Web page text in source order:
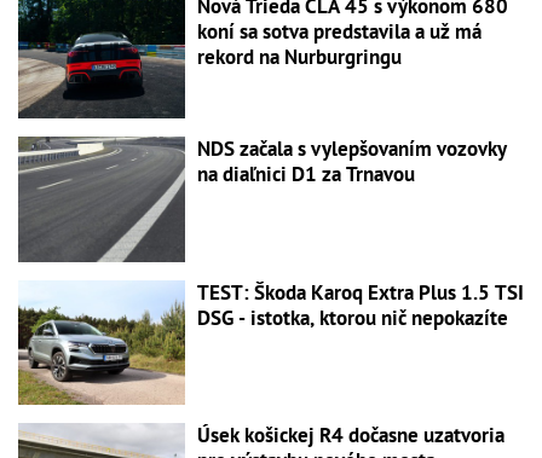
Nová Trieda CLA 45 s výkonom 680
koní sa sotva predstavila a už má
rekord na Nurburgringu
NDS začala s vylepšovaním vozovky
na diaľnici D1 za Trnavou
TEST: Škoda Karoq Extra Plus 1.5 TSI
DSG - istotka, ktorou nič nepokazíte
Úsek košickej R4 dočasne uzatvoria